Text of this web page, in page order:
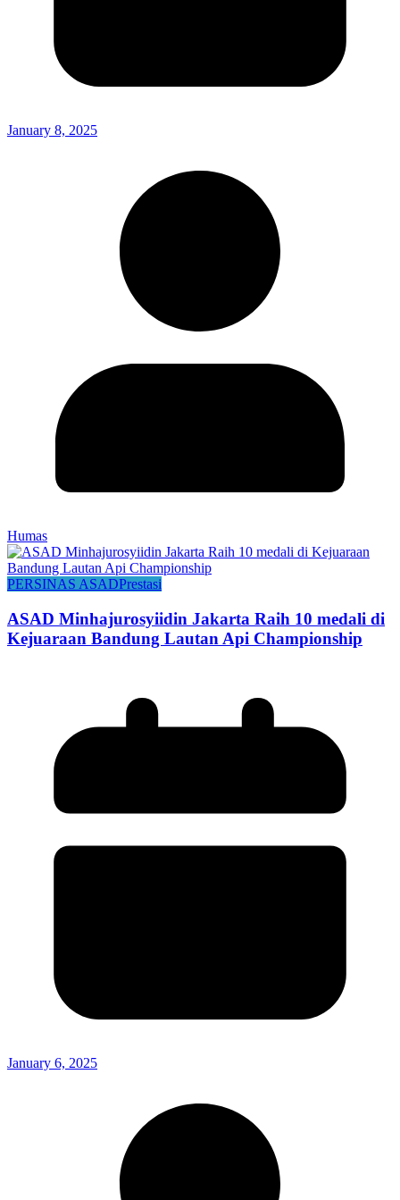
January 8, 2025
Humas
PERSINAS ASADPrestasi
ASAD Minhajurosyiidin Jakarta Raih 10 medali di
Kejuaraan Bandung Lautan Api Championship
January 6, 2025